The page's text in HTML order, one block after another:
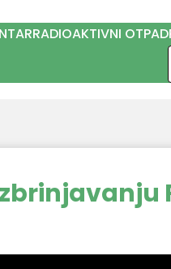
RADIOAKTIVNI OTPAD